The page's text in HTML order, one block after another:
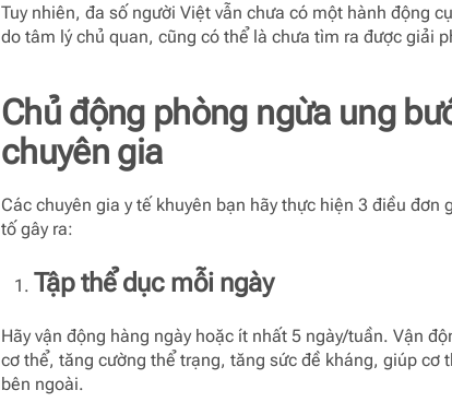
Tuy nhiên, đa số người Việt vẫn chưa có một hành động
do tâm lý chủ quan, cũng có thể là chưa tìm ra được giải
Chủ động phòng ngừa ung
chuyên gia
Các chuyên gia y tế khuyên bạn hãy thực hiện 3 điều
tố gây ra:
Tập thể dục mỗi ngày
Hãy vận động hàng ngày hoặc ít nhất 5 ngày/tuần. Vận
cơ thể, tăng cường thể trạng, tăng sức đề kháng, giúp cơ
bên ngoài.